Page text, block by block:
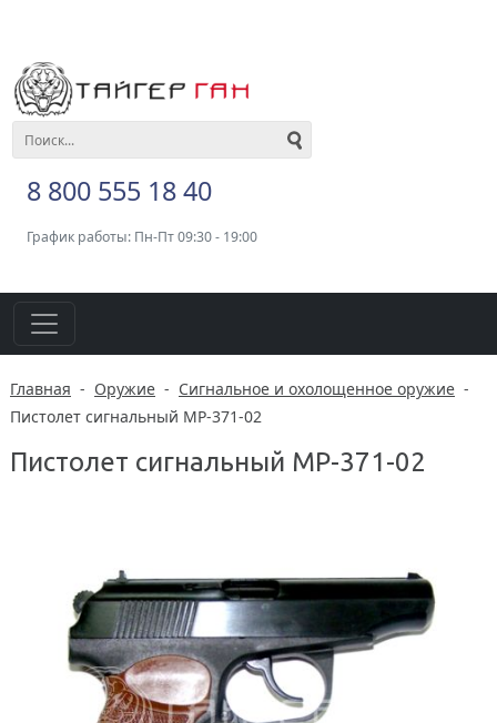
8 800 555 18 40
График работы: Пн-Пт 09:30 - 19:00
Главная - Оружие - Сигнальное и охолощенное оружие -
Пистолет сигнальный МР-371-02
Пистолет сигнальный МР-371-02